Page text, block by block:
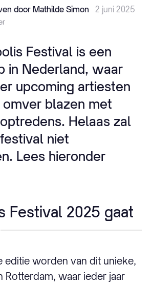
door Mathilde Simon 2 juni 2025
Festival is een
in Nederland, waar
upcoming artiesten
blazen met
Helaas zal
niet
Lees hieronder
Festival 2025 gaat
editie worden van dit unieke,
Rotterdam, waar ieder jaar